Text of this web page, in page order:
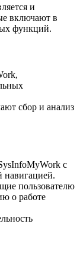
и
включают в
функций.
сбор и анализ
с
навигацией.
пользователю
о работе